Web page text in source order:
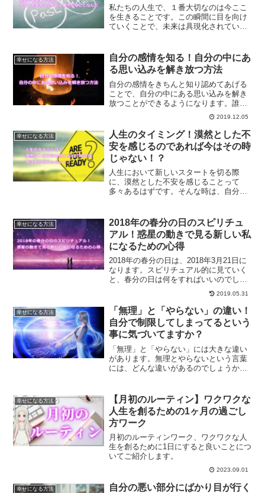
私たちの人生で、１番大切なのは今ここ
を生きることです。この瞬間に目を向け
ていくことで、未来は具現化されていき
す。
幸せになる方法
自分の感情を知る！自分の中にあ
る思い込みを解き放つ方法
自分の感情をきちんと知り認めてあげる
ことで、自分の中にある思い込みを解き
放つことができるようになります。誰に
でもある思い込みを一つずつ、解き放っ
て行ってあげる具体的な方法とは？
2019.12.05
幸せになる方法
人生のタイミング！漠然とした不
安を感じるのであれば今はその時
じゃない！？
人生において新しいスタートを切る際
に、漠然とした不安を感じることって
多々あるはずです。そんな時は、自分を
ん。あなたのタイミングを見極める方法
です。
幸せになる方法
2018年の春分の日のスピリチュ
アル！惑星の動きで見る新しい私
になるための心得
2018年の春分の日は、2018年3月21日に
なります。スピリチュアル的に見ていく
と、春分の日は何をすればいいのでしょ
うか？今回の春分の日にオススメの過ご
し方を、惑星の動きからご紹介します。
2019.05.31
幸せになる方法
「無理」と「やらない」の違い！
自分で制限してしまってるという
事に気づいてますか？
「無理」と「やらない」には大きな違い
があります。無理とやらないという言葉
には、どんな違いがあるのでしょうか？
ます。
幸せになる方法
【月初のルーティン】ワクワクな
人生を創るための1ヶ月の過ごし
方ワーク
月初のルーティンワーク、ワクワクな人
生を創るために1日にすると良いことにつ
いてご紹介します。
2023.09.01
幸せになる方法
自分の悪い部分にばかり目が行く